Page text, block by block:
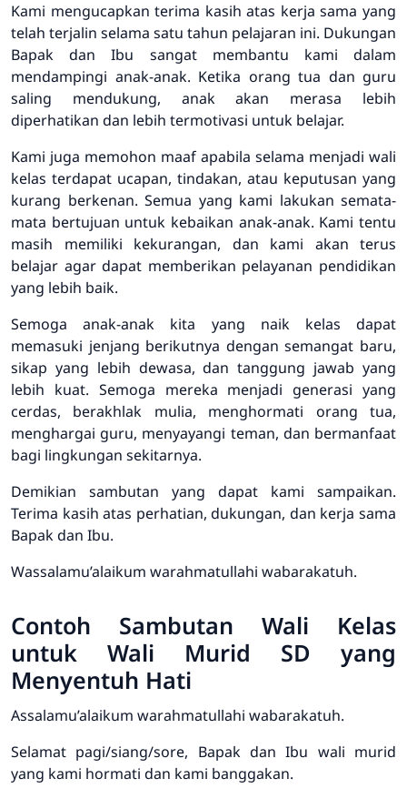
Kami mengucapkan terima kasih atas kerja sama yang
telah terjalin selama satu tahun pelajaran ini. Dukungan
Bapak dan Ibu sangat membantu kami dalam
mendampingi anak-anak. Ketika orang tua dan guru
saling mendukung, anak akan merasa lebih
diperhatikan dan lebih termotivasi untuk belajar.
Kami juga memohon maaf apabila selama menjadi wali
kelas terdapat ucapan, tindakan, atau keputusan yang
kurang berkenan. Semua yang kami lakukan semata-
mata bertujuan untuk kebaikan anak-anak. Kami tentu
masih memiliki kekurangan, dan kami akan terus
belajar agar dapat memberikan pelayanan pendidikan
yang lebih baik.
Semoga anak-anak kita yang naik kelas dapat
memasuki jenjang berikutnya dengan semangat baru,
sikap yang lebih dewasa, dan tanggung jawab yang
lebih kuat. Semoga mereka menjadi generasi yang
cerdas, berakhlak mulia, menghormati orang tua,
menghargai guru, menyayangi teman, dan bermanfaat
bagi lingkungan sekitarnya.
Demikian sambutan yang dapat kami sampaikan.
Terima kasih atas perhatian, dukungan, dan kerja sama
Bapak dan Ibu.
Wassalamu’alaikum warahmatullahi wabarakatuh.
Contoh Sambutan Wali Kelas
untuk Wali Murid SD yang
Menyentuh Hati
Assalamu’alaikum warahmatullahi wabarakatuh.
Selamat pagi/siang/sore, Bapak dan Ibu wali murid
yang kami hormati dan kami banggakan.